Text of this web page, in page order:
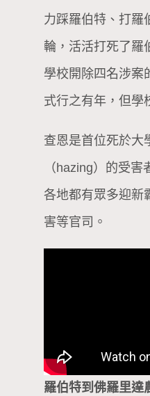
力踩羅伯特、打羅
輪，活活打死了羅
學校開除四名涉案
式行之有年，但學
查恩是首位死於大
（hazing）的受
各地都有眾多迎新
害等官司。
羅伯特到佛羅里達